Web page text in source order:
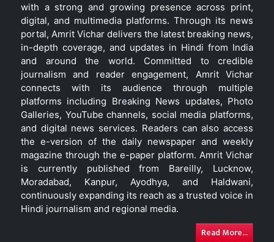
with a strong and growing presence across print,
digital, and multimedia platforms. Through its news
portal, Amrit Vichar delivers the latest breaking news,
in-depth coverage, and updates in Hindi from India
and around the world. Committed to credible
journalism and reader engagement, Amrit Vichar
connects with its audience through multiple
platforms including Breaking News updates, Photo
Galleries, YouTube channels, social media platforms,
and digital news services. Readers can also access
the e-version of the daily newspaper and weekly
magazine through the e-paper platform. Amrit Vichar
is currently published from Bareilly, Lucknow,
Moradabad, Kanpur, Ayodhya, and Haldwani,
continuously expanding its reach as a trusted voice in
Hindi journalism and regional media.
Read More...